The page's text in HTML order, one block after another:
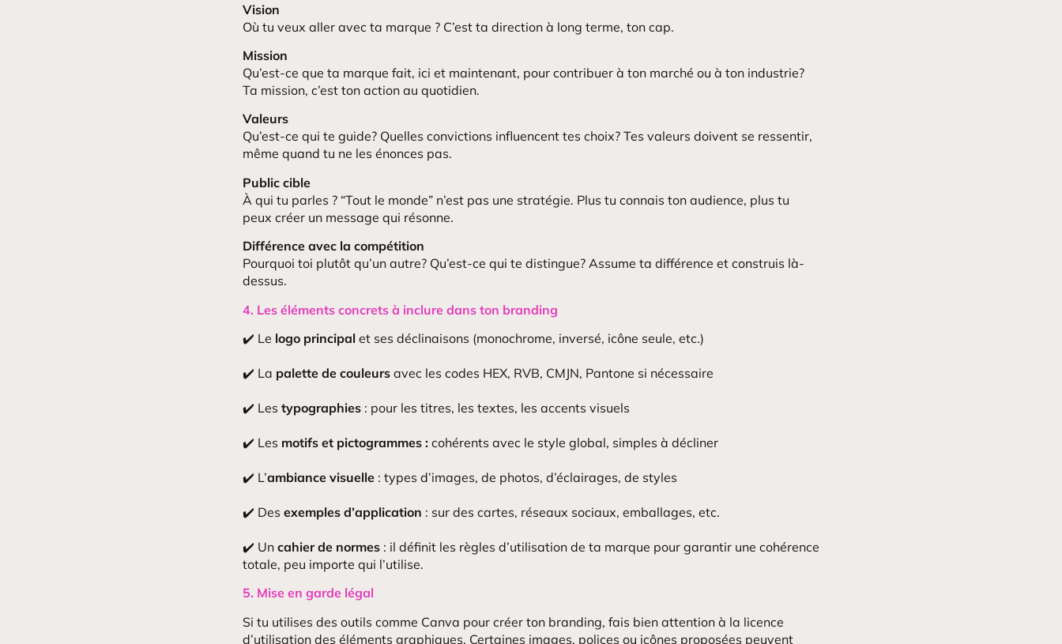
Vision
Où tu veux aller avec ta marque ? C’est ta direction à long terme, ton cap.
Mission
Qu’est-ce que ta marque fait, ici et maintenant, pour contribuer à ton marché ou à ton industrie?
Ta mission, c’est ton action au quotidien.
Valeurs
Qu’est-ce qui te guide? Quelles convictions influencent tes choix? Tes valeurs doivent se ressentir,
même quand tu ne les énonces pas.
Public cible
À qui tu parles ? “Tout le monde” n’est pas une stratégie. Plus tu connais ton audience, plus tu
peux créer un message qui résonne.
Différence avec la compétition
Pourquoi toi plutôt qu’un autre? Qu’est-ce qui te distingue? Assume ta différence et construis là-
dessus.
4. Les éléments concrets à inclure dans ton branding
✔️ Le logo principal et ses déclinaisons (monochrome, inversé, icône seule, etc.)
✔️ La palette de couleursavec les codes HEX, RVB, CMJN, Pantone si nécessaire
✔️ Les typographies: pour les titres, les textes, les accents visuels
✔️ Les motifs et pictogrammes : cohérents avec le style global, simples à décliner
✔️ L’ambiance visuelle: types d’images, de photos, d’éclairages, de styles
✔️ Des exemples d’application : sur des cartes, réseaux sociaux, emballages, etc.
✔️ Un cahier de normes: il définit les règles d’utilisation de ta marque pour garantir une cohérence
totale, peu importe qui l’utilise.
5. Mise en garde légal
Si tu utilises des outils comme Canva pour créer ton branding, fais bien attention à la licence
d’utilisation des éléments graphiques. Certaines images, polices ou icônes proposées peuvent